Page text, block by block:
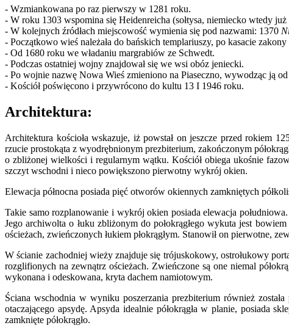
- Wzmiankowana po raz pierwszy w 1281 roku.
- W roku 1303 wspomina się Heidenreicha (sołtysa, niemiecko wtedy
- W kolejnych źródłach miejscowość wymienia się pod nazwami: 1370
- Początkowo wieś należała do bańskich templariuszy, po kasacie
- Od 1680 roku we władaniu margrabiów ze Schwedt.
- Podczas ostatniej wojny znajdował się we wsi obóz jeniecki.
- Po wojnie nazwę Nowa Wieś zmieniono na Piaseczno, wywodząc ją
- Kościół poświęcono i przywrócono do kultu 13 I 1946 roku.
Architektura:
Architektura kościoła wskazuje, iż powstał on jeszcze przed rokiem
rzucie prostokąta z wyodrębnionym prezbiterium, zakończonym
o zbliżonej wielkości i regularnym wątku. Kościół obiega ukośnie
szczyt wschodni i nieco powiększono pierwotny wykrój okien.
Elewacja północna posiada pięć otworów okiennych zamkniętych
Takie samo rozplanowanie i wykrój okien posiada elewacja
Jego archiwolta o łuku zbliżonym do połokrągłego wykuta jest
ościeżach, zwieńczonych łukiem płokrągłym. Stanowił on pierwotne,
W ścianie zachodniej wieży znajduje się trójuskokowy, ostrołukowy
rozglifionych na zewnątrz ościeżach. Zwieńczone są one niemal
wykonana i odeskowana, kryta dachem namiotowym.
Ściana wschodnia w wyniku poszerzania prezbiterium również
otaczającego apsydę. Apsyda idealnie półokrągła w planie, posiada
zamknięte półokrągło.